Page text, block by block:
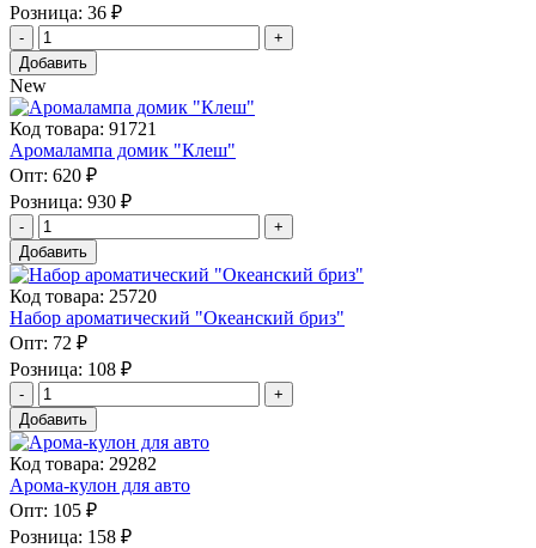
Розница: 36 ₽
Добавить
New
Код товара: 91721
Аромалампа домик "Клеш"
Опт: 620 ₽
Розница: 930 ₽
Добавить
Код товара: 25720
Набор ароматический "Океанский бриз"
Опт: 72 ₽
Розница: 108 ₽
Добавить
Код товара: 29282
Арома-кулон для авто
Опт: 105 ₽
Розница: 158 ₽